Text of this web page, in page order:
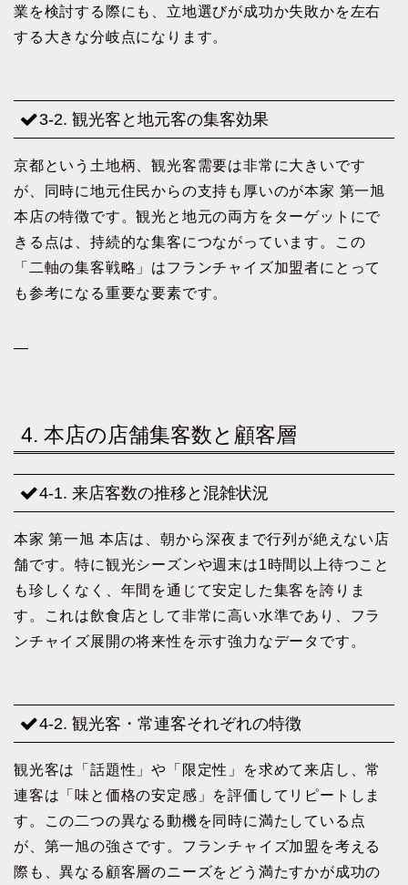
業を検討する際にも、立地選びが成功か失敗かを左右
する大きな分岐点になります。
3-2. 観光客と地元客の集客効果
京都という土地柄、観光客需要は非常に大きいです
が、同時に地元住民からの支持も厚いのが本家 第一旭
本店の特徴です。観光と地元の両方をターゲットにで
きる点は、持続的な集客につながっています。この
「二軸の集客戦略」はフランチャイズ加盟者にとって
も参考になる重要な要素です。
—
4. 本店の店舗集客数と顧客層
4-1. 来店客数の推移と混雑状況
本家 第一旭 本店は、朝から深夜まで行列が絶えない店
舗です。特に観光シーズンや週末は1時間以上待つこと
も珍しくなく、年間を通じて安定した集客を誇りま
す。これは飲食店として非常に高い水準であり、フラ
ンチャイズ展開の将来性を示す強力なデータです。
4-2. 観光客・常連客それぞれの特徴
観光客は「話題性」や「限定性」を求めて来店し、常
連客は「味と価格の安定感」を評価してリピートしま
す。この二つの異なる動機を同時に満たしている点
が、第一旭の強さです。フランチャイズ加盟を考える
際も、異なる顧客層のニーズをどう満たすかが成功の